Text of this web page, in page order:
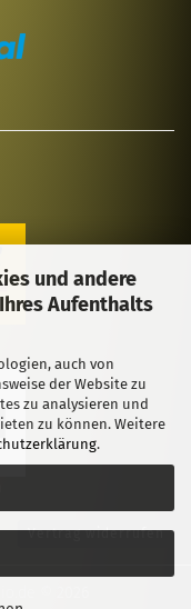
und andere
Aufenthalts
auch von
der Website zu
zu analysieren und
zu können. Weitere
.
Vertrag widerrufen